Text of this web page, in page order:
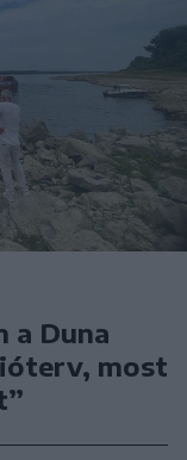
a Duna
most